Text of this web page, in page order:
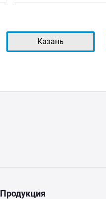
Казань
Продукция